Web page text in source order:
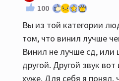
100
Вы из той категории
том, что винил лучше
Винил не лучше сд, или
другой. Другой звук
хуже. Для себя я понял,